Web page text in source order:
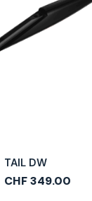
TAIL DW
CHF349.00